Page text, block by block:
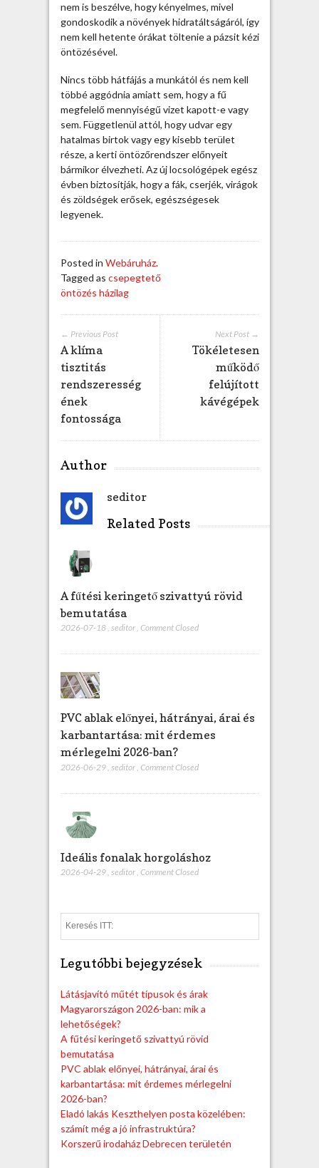
g
y
z
h
e
z
nem is beszélve, hogy kényelmes, mivel
gondoskodik a növények hidratáltságáról, így
nem kell hetente órákat töltenie a pázsit kézi
öntözésével.
Nincs több hátfájás a munkától és nem kell
többé aggódnia amiatt sem, hogy a fű
megfelelő mennyiségű vizet kapott-e vagy
sem. Függetlenül attól, hogy udvar egy
hatalmas birtok vagy egy kisebb terület
része, a kerti öntözőrendszer előnyeit
bármikor élvezheti. Az új locsológépek egész
évben biztosítják, hogy a fák, cserjék, virágok
és zöldségek erősek, egészségesek
legyenek.
Posted in Webáruház.
Tagged as csepegtető
öntözés házilag
Next Post →
Tökéletesen
működő
felújított
kávégépek
← Previous Post
A klíma
tisztitás
rendszeresség
ének
fontossága
Author
seditor
Related Posts
A fűtési keringető szivattyú rövid
bemutatása
2026-07-18, seditor, Comment Closed
PVC ablak előnyei, hátrányai, árai és
karbantartása: mit érdemes
mérlegelni 2026-ban?
2026-06-29 seditor Comment Closed
Ideális fonalak horgoláshoz
2026-04-29, seditor, Comment Closed
e
Legutóbbi bejegyzések
Látásjavító műtét típusok és árak
Magyarországon 2026-ban: mik a
lehetőségek?
A fűtési keringető szivattyú rövid
bemutatása
PVC ablak előnyei, hátrányai, árai és
karbantartása: mit érdemes mérlegelni
2026-ban?
Eladó lakás Keszthelyen posta közelében:
számít még a jó infrastruktúra?
Korszerű irodaház Debrecen területén